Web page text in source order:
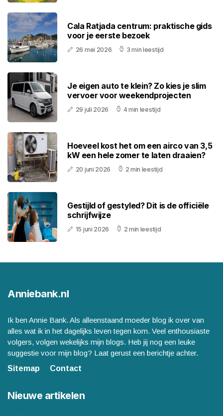
Cala Ratjada centrum: praktische gids
voor je eerste bezoek
26 mei 2026 3 min leestijd
Je eigen auto te klein? Zo kies je slim
vervoer voor weekendprojecten
29 juli 2026 4 min leestijd
Hoeveel kost het om een airco van 3,5
kW een hele zomer te laten draaien?
20 juni 2026 2 min leestijd
Gestijld of gestyled? Dit is de officiële
schrijfwijze
15 juni 2026 2 min leestijd
Anniebank.nl
Ik ben Annie Bank. Als alleenstaand moeder blog ik over van
alles wat ik in het dagelijks leven tegen kom. Veel enthousiaste
volgers, volgen wekelijks mijn blogs. Heb jij nog een leuke
suggestie voor mijn blog? Laat gerust een berichtje achter.
Sitemap
Contact
Nieuwe artikelen